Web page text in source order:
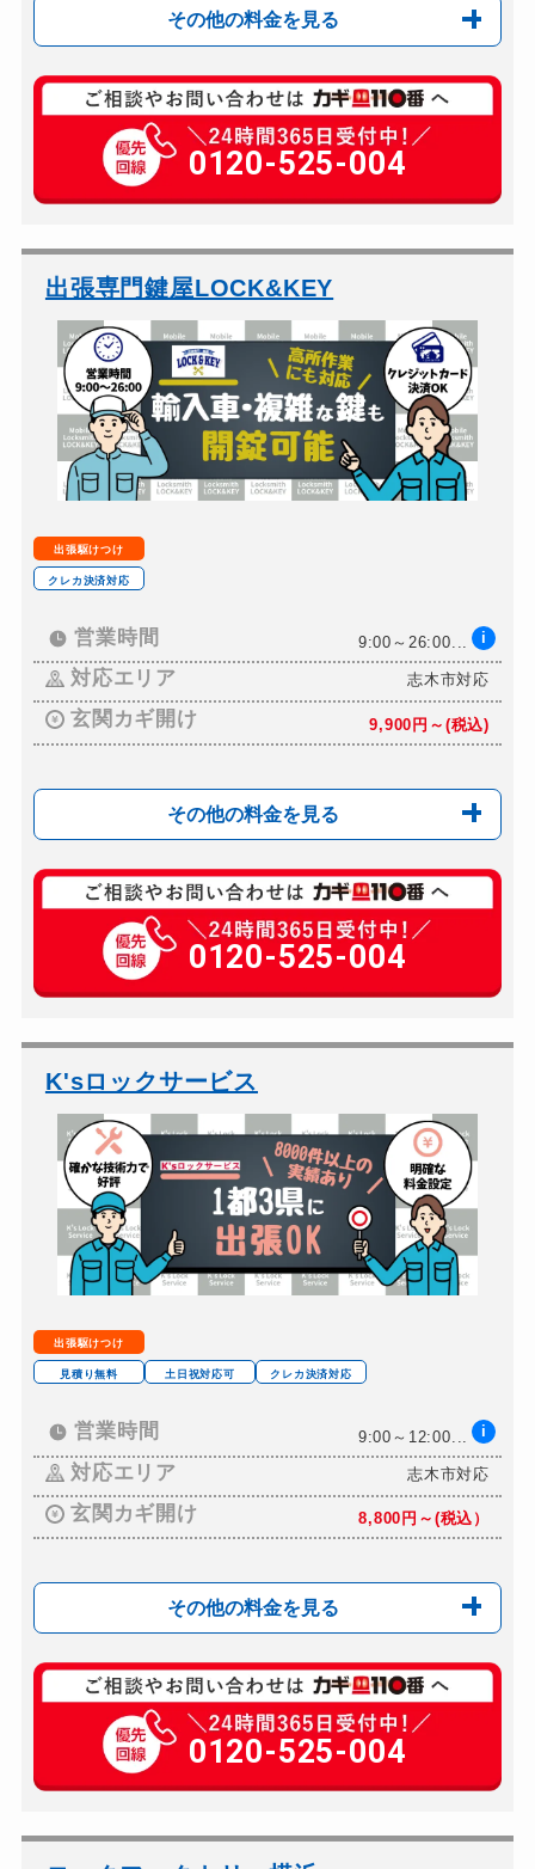
その他の料金を見る
玄関カギ修理 8,800円～(税込)
玄関カギ作成 別途お見積り
玄関カギ交換 18,700円～(税込)
バイクカギ開け
バイクカギ作成 13,200円～(税込)
スーツケースカギ開け 8,800円～(税込)
スーツケースカギ作成 別途お見積り
金庫カギ開け 8,800円～(税込)
金庫カギ修理 別途お見積り
ロッカーカギ開け
ドアノブカギ作成 別途お見積り
ドアノブカギ交換 18,700円～(税込)
0120-525-004
出張専門鍵屋LOCK&KEY
出張駆けつけ
クレカ決済対応
営業時間 9:00～26:00... i
対応エリア 志木市対応
玄関カギ開け 9,900円～(税込)
その他の料金を見る
玄関カギ修理 6,500円～(税込)
玄関カギ交換 8,800円(税込)～＋...
車カギ開け 15,400円(税込)～
バイクカギ作成
スーツケースカギ開け 7,700円～11,00...
金庫カギ開け 7,700円～12,00...
ロッカーカギ開け 8,800円～13,00...
0120-525-004
K'sロックサービス
出張駆けつけ
見積り無料 土日祝対応可 クレカ決済対応
営業時間 9:00～12:00... i
対応エリア 志木市対応
玄関カギ開け 8,800円～(税込）
その他の料金を見る
玄関カギ修理 13,200円～（税込）
玄関カギ交換 8,800円～(税込）
車カギ開け 8,800円～（税込）
金庫カギ開け
0120-525-004